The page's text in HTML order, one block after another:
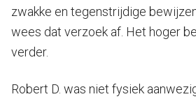
zwakke en tegenstrijdige
wees dat verzoek af. Het hoger
verder.
Robert D. was niet fysiek